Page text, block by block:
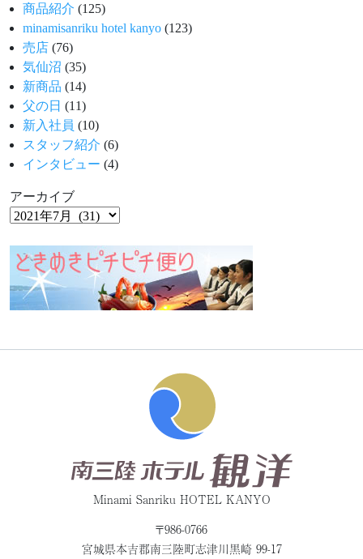
商品紹介 (125)
minamisanriku hotel kanyo (123)
売店 (76)
気仙沼 (35)
新商品 (14)
父の日 (11)
新入社員 (10)
スタッフ紹介 (6)
インタビュー (4)
アーカイブ
Minami Sanriku HOTEL KANYO
〒986-0766
宮城県本吉郡南三陸町志津川黒崎 99-17